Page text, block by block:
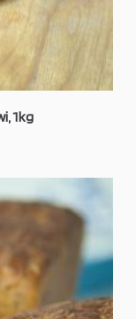
1kg